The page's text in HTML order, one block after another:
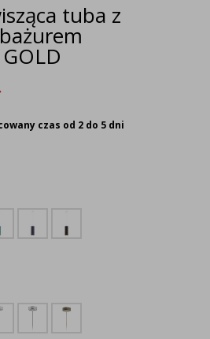
tuba z
czas od 2 do 5 dni